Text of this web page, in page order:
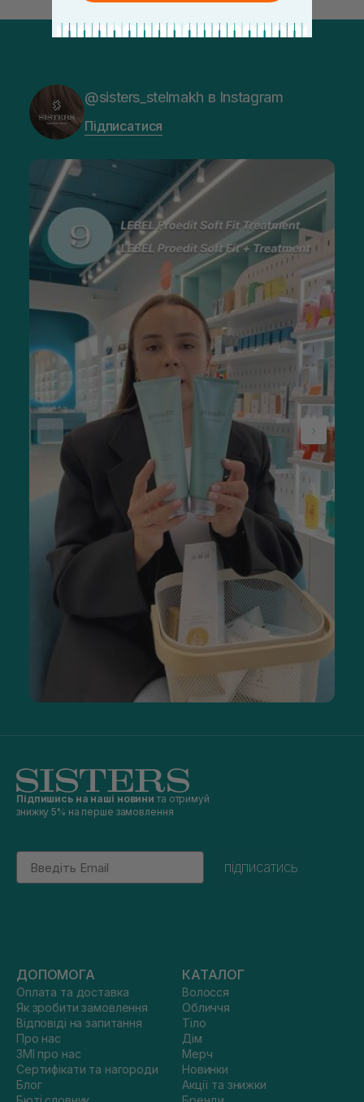
@sisters_stelmakh в Instagram
Підписатися
Підпишись на наші новини та отримуй
знижку 5% на перше замовлення
Email
підписатись
ДОПОМОГА
Оплата та доставка
Як зробити замовлення
Відповіді на запитання
Про нас
ЗМІ про нас
Сертифікати та нагороди
Блог
КАТАЛОГ
Волосся
Обличчя
Тіло
Дім
Мерч
Новинки
Акції та знижки